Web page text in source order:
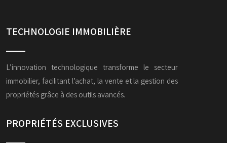
TECHNOLOGIE IMMOBILIÈRE
L’innovation technologique transforme le secteur
immobilier, facilitant l’achat, la vente et la gestion des
propriétés grâce à des outils avancés.
PROPRIÉTÉS EXCLUSIVES